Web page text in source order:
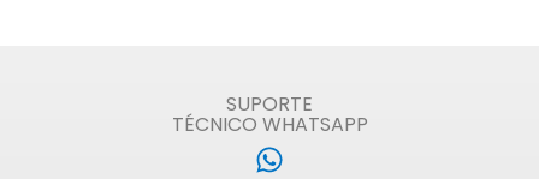
SUPORTE
TÉCNICO WHATSAPP